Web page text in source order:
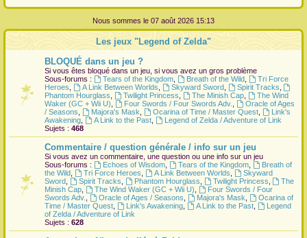
e
c
Nous sommes le 07 août 2026 15:13
Les jeux "Legend of Zelda"
BLOQUÉ dans un jeu ?
Si vous êtes bloqué dans un jeu, si vous avez un gros problème
Sous-forums :
Tears of the Kingdom, Breath of the Wild,
Tri Force
Heroes
A Link Between Worlds Skyward Sword, Spirit Tracks
Phantom Hourglass
Twilight Princess The Minish Cap,
The Wind
Waker (GC + Wii U)
Four Swords / Four Swords Adv.
Oracle of Ages
/ Seasons
Majora's Mask Ocarina of Time / Master Quest,
Link's
Awakening
A Link to the Past,
Legend of Zelda / Adventure of Link
Sujets : 468
Commentaire / question générale / info sur un jeu
Si vous avez un commentaire, une question ou une info sur un jeu
Sous-forums :
Echoes of Wisdom, Tears of the Kingdom,
Breath of
the Wild
Tri Force Heroes A Link Between Worlds
Skyward
Sword
Spirit Tracks Phantom Hourglass Twilight Princess
The
Minish Cap
The Wind Waker (GC + Wii U)
Four Swords / Four
Swords Adv.
Oracle of Ages / Seasons Majora's Mask
Ocarina of
Time / Master Quest
Link's Awakening, A Link to the Past,
Legend
of Zelda / Adventure of Link
Sujets : 628